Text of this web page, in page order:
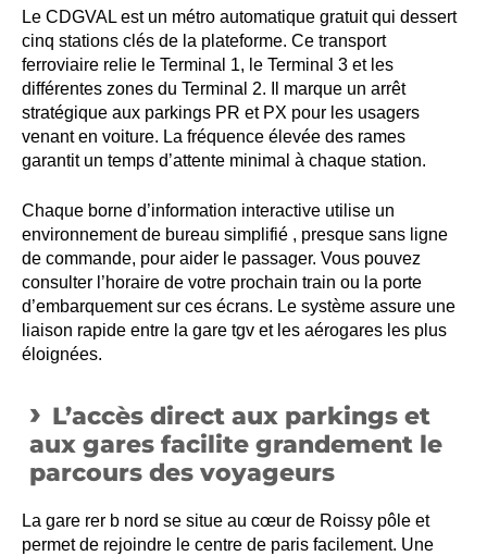
Le CDGVAL est un métro automatique gratuit qui dessert
cinq stations clés de la plateforme. Ce transport
ferroviaire relie le Terminal 1, le Terminal 3 et les
différentes zones du Terminal 2. Il marque un arrêt
stratégique aux parkings PR et PX pour les usagers
venant en voiture. La fréquence élevée des rames
garantit un temps d’attente minimal à chaque station.
Chaque borne d’information interactive utilise un
environnement de bureau simplifié , presque sans ligne
de commande, pour aider le passager. Vous pouvez
consulter l’horaire de votre prochain train ou la porte
d’embarquement sur ces écrans. Le système assure une
liaison rapide entre la gare tgv et les aérogares les plus
éloignées.
L’accès direct aux parkings et
aux gares facilite grandement le
parcours des voyageurs
La gare rer b nord se situe au cœur de Roissy pôle et
permet de rejoindre le centre de paris facilement. Une